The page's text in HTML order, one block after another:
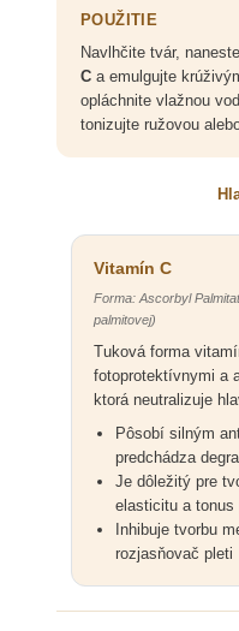
POUŽITIE
Navlhčite tvár,
C a emulgujte
opláchnite vlažnou
tonizujte ružovou
Vitamín C
Forma: Ascorbyl
palmitovej)
Tuková forma
fotoprotektívnymi a
ktorá neutralizuje
Pôsobí silným
predchádza
Je dôležitý pre
elasticitu a tonus
Inhibuje tvorbu
rozjasňovač pleti